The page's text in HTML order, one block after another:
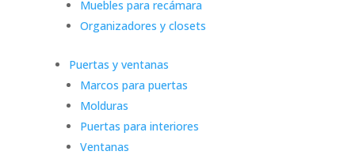
Muebles para recámara
Organizadores y closets
Puertas y ventanas
Marcos para puertas
Molduras
Puertas para interiores
Ventanas